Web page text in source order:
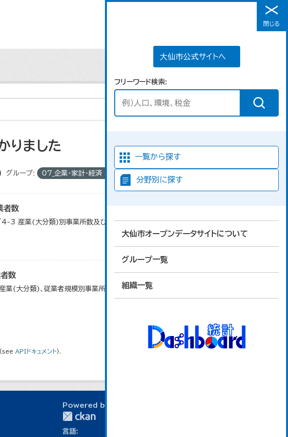
メニュー
大仙市公式サイトへ
フリーワード検索
一覧から探す
分野別に探す
大仙市オープンデータサイトについて
グループ一覧
組織一覧
閉じる
りました
グループ: 07_企業・家計・経済
者数
「4-3 産業(大分類)別事業所数及び従業上の地位別従業者数」のデータを
数
産業(大分類)、従業者規模別事業所数及び従業者数」のデータを参照してい
(see APIドキュメント).
Powered by
言語